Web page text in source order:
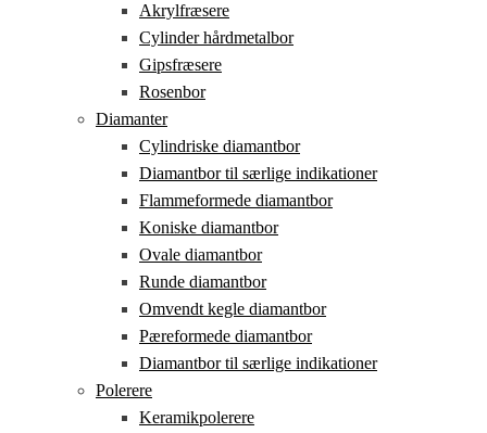
Akrylfræsere
Cylinder hårdmetalbor
Gipsfræsere
Rosenbor
Diamanter
Cylindriske diamantbor
Diamantbor til særlige indikationer
Flammeformede diamantbor
Koniske diamantbor
Ovale diamantbor
Runde diamantbor
Omvendt kegle diamantbor
Pæreformede diamantbor
Diamantbor til særlige indikationer
Polerere
Keramikpolerere